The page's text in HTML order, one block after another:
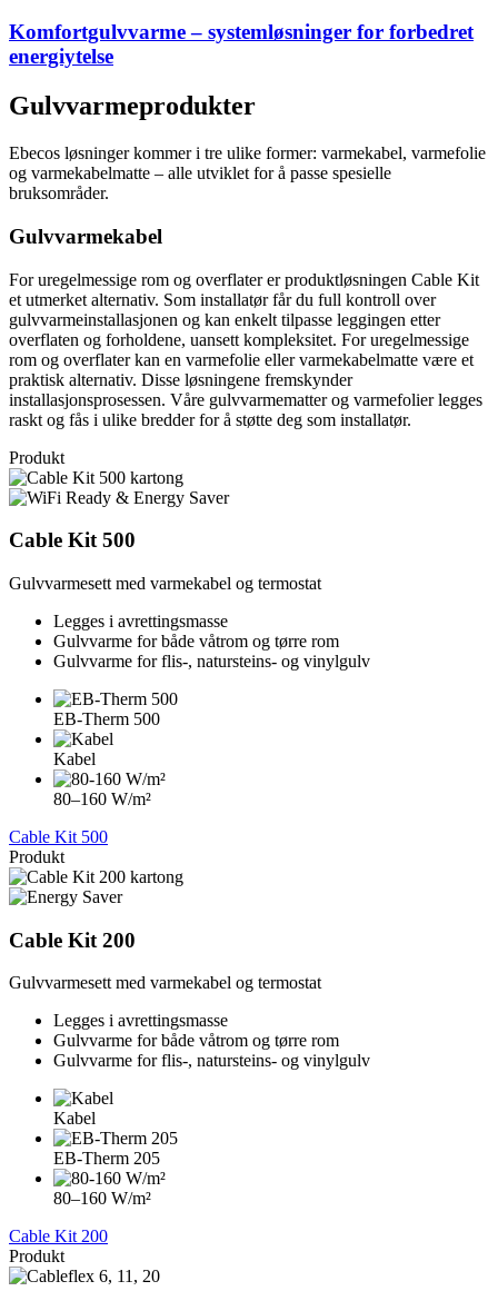
Komfortgulvvarme – systemløsninger for forbedret
energiytelse
Gulvvarmeprodukter
Ebecos løsninger kommer i tre ulike former: varmekabel, varmefolie
og varmekabelmatte – alle utviklet for å passe spesielle
bruksområder.
Gulvvarmekabel
For uregelmessige rom og overflater er produktløsningen Cable Kit
et utmerket alternativ. Som installatør får du full kontroll over
gulvvarmeinstallasjonen og kan enkelt tilpasse leggingen etter
overflaten og forholdene, uansett kompleksitet. For uregelmessige
rom og overflater kan en varmefolie eller varmekabelmatte være et
praktisk alternativ. Disse løsningene fremskynder
installasjonsprosessen. Våre gulvvarmematter og varmefolier legges
raskt og fås i ulike bredder for å støtte deg som installatør.
Produkt
Cable Kit 500
Gulvvarmesett med varmekabel og termostat
Legges i avrettingsmasse
Gulvvarme for både våtrom og tørre rom
Gulvvarme for flis-, natursteins- og vinylgulv
EB-Therm 500
Kabel
80–160 W/m²
Cable Kit 500
Produkt
Cable Kit 200
Gulvvarmesett med varmekabel og termostat
Legges i avrettingsmasse
Gulvvarme for både våtrom og tørre rom
Gulvvarme for flis-, natursteins- og vinylgulv
Kabel
EB-Therm 205
80–160 W/m²
Cable Kit 200
Produkt